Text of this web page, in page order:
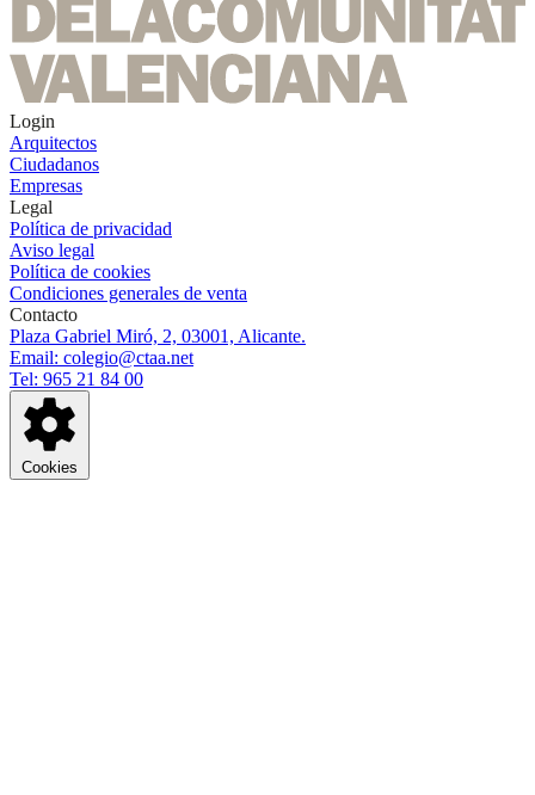
Login
Arquitectos
Ciudadanos
Empresas
Legal
Política de privacidad
Aviso legal
Política de cookies
Condiciones generales de venta
Contacto
Plaza Gabriel Miró, 2, 03001, Alicante.
Email: colegio@ctaa.net
Tel: 965 21 84 00
Cookies